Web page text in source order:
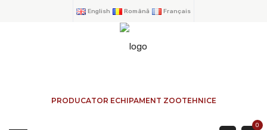
English Română Français
PRODUCATOR ECHIPAMENT ZOOTEHNICE
0